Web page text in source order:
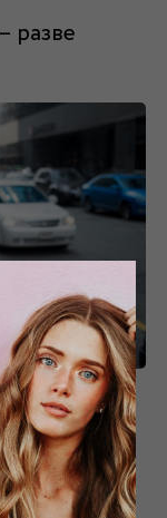
разве
должна быть
требовать
мяться.